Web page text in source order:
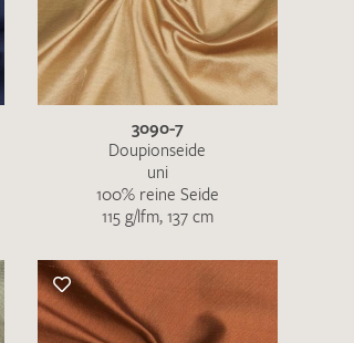
3090-7
Doupionseide
uni
100% reine Seide
115 g/lfm, 137 cm